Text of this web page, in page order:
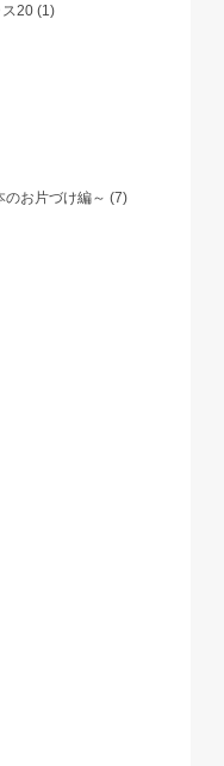
ス20(1)
のお片づけ編～(7)